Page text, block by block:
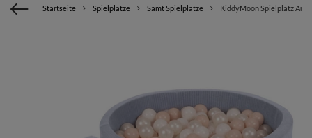
Startseite Spielplätze Samt Spielplätze KiddyMoon Spielplatz Aus